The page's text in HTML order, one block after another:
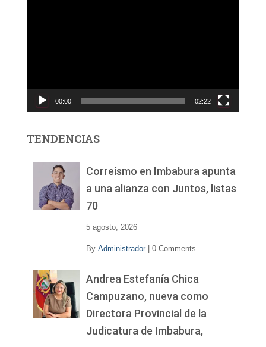
c
d
00:00 02:22
TENDENCIAS
Correísmo en Imbabura apunta
a una alianza con Juntos, listas
70
5 agosto, 2026
By Administrador 0 Comments
Andrea Estefanía Chica
Campuzano, nueva como
Directora Provincial de la
Judicatura de Imbabura,